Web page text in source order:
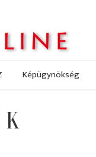
Képügynökség